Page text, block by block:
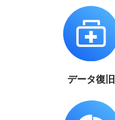
データ復旧